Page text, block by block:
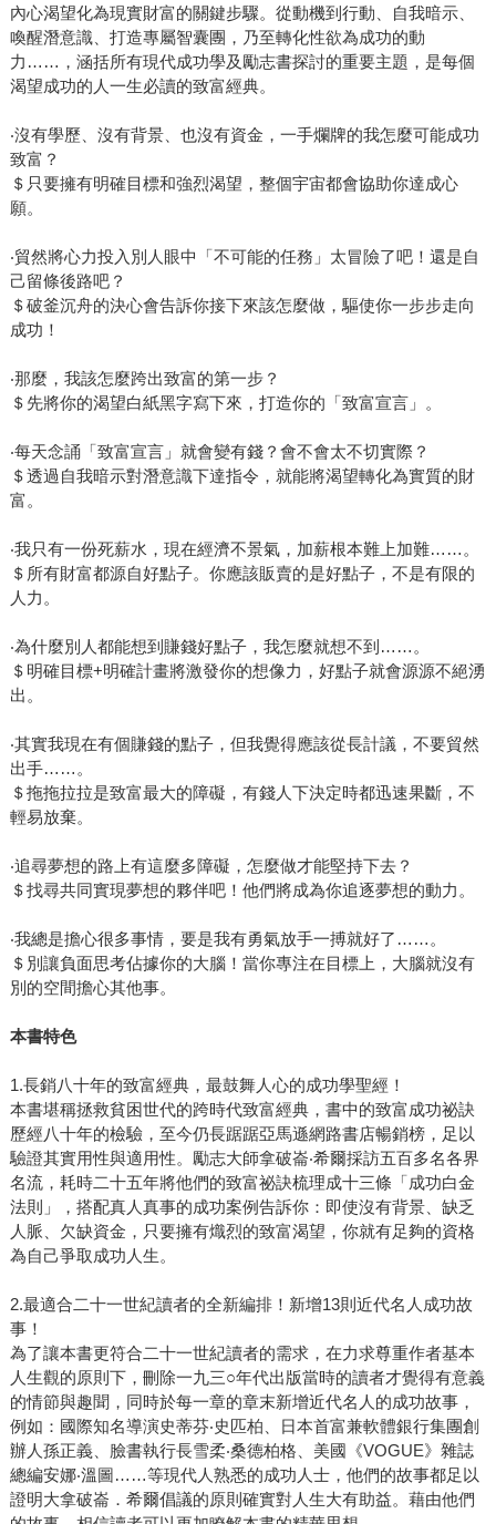
內心渴望化為現實財富的關鍵步驟。從動機到行動、自我暗示、
喚醒潛意識、打造專屬智囊團，乃至轉化性欲為成功的動
力……，涵括所有現代成功學及勵志書探討的重要主題，是每個
渴望成功的人一生必讀的致富經典。
‧沒有學歷、沒有背景、也沒有資金，一手爛牌的我怎麼可能成功
致富？
＄只要擁有明確目標和強烈渴望，整個宇宙都會協助你達成心
願。
‧貿然將心力投入別人眼中「不可能的任務」太冒險了吧！還是自
己留條後路吧？
＄破釜沉舟的決心會告訴你接下來該怎麼做，驅使你一步步走向
成功！
‧那麼，我該怎麼跨出致富的第一步？
＄先將你的渴望白紙黑字寫下來，打造你的「致富宣言」。
‧每天念誦「致富宣言」就會變有錢？會不會太不切實際？
＄透過自我暗示對潛意識下達指令，就能將渴望轉化為實質的財
富。
‧我只有一份死薪水，現在經濟不景氣，加薪根本難上加難……。
＄所有財富都源自好點子。你應該販賣的是好點子，不是有限的
人力。
‧為什麼別人都能想到賺錢好點子，我怎麼就想不到……。
＄明確目標+明確計畫將激發你的想像力，好點子就會源源不絕湧
出。
‧其實我現在有個賺錢的點子，但我覺得應該從長計議，不要貿然
出手……。
＄拖拖拉拉是致富最大的障礙，有錢人下決定時都迅速果斷，不
輕易放棄。
‧追尋夢想的路上有這麼多障礙，怎麼做才能堅持下去？
＄找尋共同實現夢想的夥伴吧！他們將成為你追逐夢想的動力。
‧我總是擔心很多事情，要是我有勇氣放手一搏就好了……。
＄別讓負面思考佔據你的大腦！當你專注在目標上，大腦就沒有
別的空間擔心其他事。
本書特色
1.長銷八十年的致富經典，最鼓舞人心的成功學聖經！
本書堪稱拯救貧困世代的跨時代致富經典，書中的致富成功祕訣
歷經八十年的檢驗，至今仍長踞踞亞馬遜網路書店暢銷榜，足以
驗證其實用性與適用性。勵志大師拿破崙‧希爾採訪五百多名各界
名流，耗時二十五年將他們的致富祕訣梳理成十三條「成功白金
法則」，搭配真人真事的成功案例告訴你：即使沒有背景、缺乏
人脈、欠缺資金，只要擁有熾烈的致富渴望，你就有足夠的資格
為自己爭取成功人生。
2.最適合二十一世紀讀者的全新編排！新增13則近代名人成功故
事！
為了讓本書更符合二十一世紀讀者的需求，在力求尊重作者基本
人生觀的原則下，刪除一九三○年代出版當時的讀者才覺得有意義
的情節與趣聞，同時於每一章的章末新增近代名人的成功故事，
例如：國際知名導演史蒂芬‧史匹柏、日本首富兼軟體銀行集團創
辦人孫正義、臉書執行長雪柔‧桑德柏格、美國《VOGUE》雜誌
總編安娜‧溫圖……等現代人熟悉的成功人士，他們的故事都足以
證明大拿破崙．希爾倡議的原則確實對人生大有助益。藉由他們